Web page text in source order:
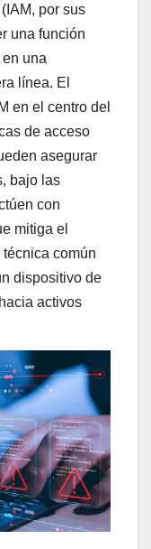
por sus
una función
una
línea. El
en el centro del
de acceso
asegurar
bajo las
con
mitiga el
común
dispositivo de
activos